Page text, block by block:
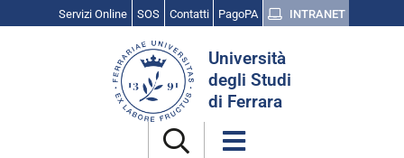
Servizi Online SOS Contatti PagoPA INTRANET
Università
degli Studi
di Ferrara